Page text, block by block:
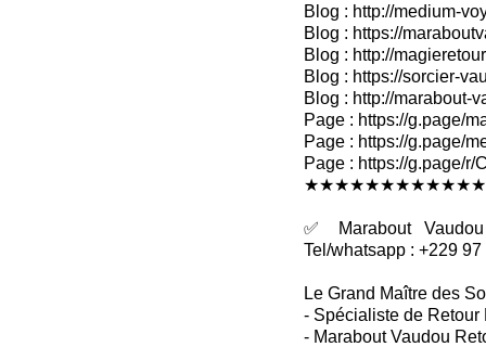
Blog : http://medium-
Blog : https://
Blog : http://
Blog : https://sorcier-
Blog : http://marabout-
Page : https://g.page/
Page : https://g.page/
Page : https://g.page/
✅ Marabout
Tel/whatsapp : +229
Le Grand Maître des
- Spécialiste de Retour
- Marabout Vaudou